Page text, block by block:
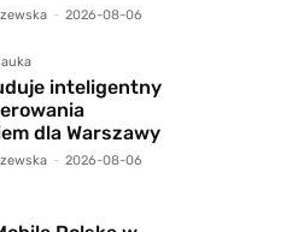
- 2026-08-06
inteligentny
dla Warszawy
- 2026-08-06